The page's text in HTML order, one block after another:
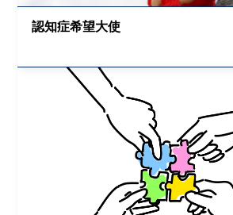
認知症希望大使